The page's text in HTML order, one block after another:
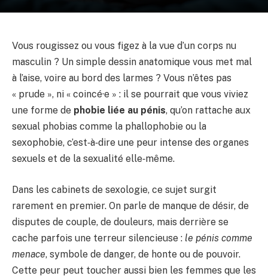
Vous rougissez ou vous figez à la vue d’un corps nu
masculin ? Un simple dessin anatomique vous met mal
à l’aise, voire au bord des larmes ? Vous n’êtes pas
« prude », ni « coincé·e » : il se pourrait que vous viviez
une forme de phobie liée au pénis, qu’on rattache aux
sexual phobias comme la phallophobie ou la
sexophobie, c’est‑à‑dire une peur intense des organes
sexuels et de la sexualité elle‑même.
Dans les cabinets de sexologie, ce sujet surgit
rarement en premier. On parle de manque de désir, de
disputes de couple, de douleurs, mais derrière se
cache parfois une terreur silencieuse : le pénis comme
menace, symbole de danger, de honte ou de pouvoir.
Cette peur peut toucher aussi bien les femmes que les